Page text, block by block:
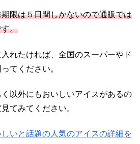
限は５日間しかないので通販では
。
れたければ、全国のスーパーやド
てください。
以外にもおいしいアイスがあるの
てみてください。
いと話題の人気のアイスの詳細を